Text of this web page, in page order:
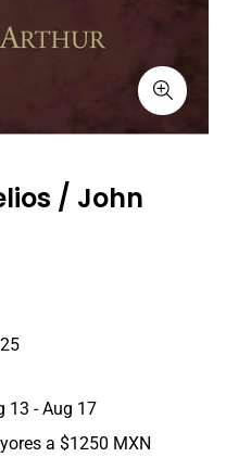
/ John
13 - Aug 17
a $1250 MXN